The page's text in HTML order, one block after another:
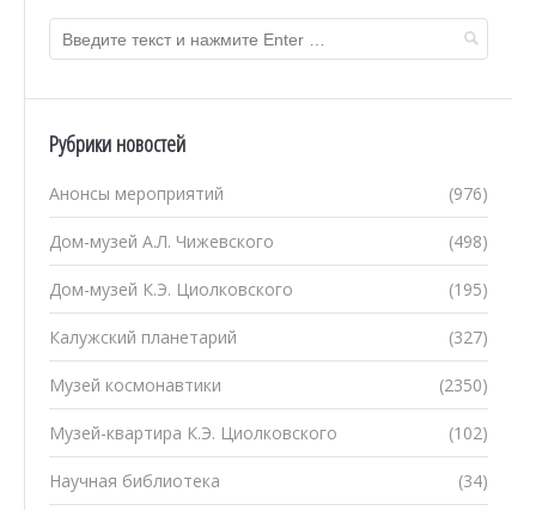
Рубрики новостей
(976)
Анонсы мероприятий
(498)
Дом-музей А.Л. Чижевского
(195)
Дом-музей К.Э. Циолковского
(327)
Калужский планетарий
(2350)
Музей космонавтики
(102)
Музей-квартира К.Э. Циолковского
(34)
Научная библиотека